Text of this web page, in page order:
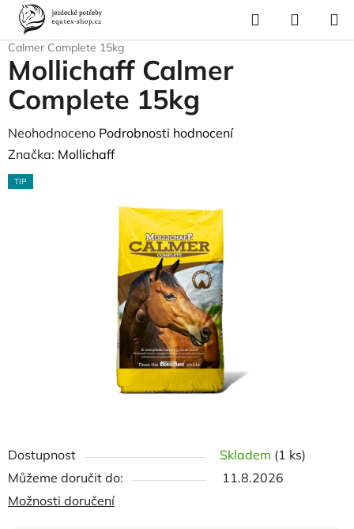
Přejít
obsah
Hledat
KOŠÍK
Domů
Krmivo a vitamíny
Calmer Complete 15kg
Dostupnost Skladem (1 ks)
Můžeme doručit do:
11.8.2026
Možnosti doručení
Mollichaff Calmer
Complete 15kg
Průměrné
hodnocení
produktu
Neohodnoceno Podrobnosti hodnocení
Značka: Mollichaff
TIP